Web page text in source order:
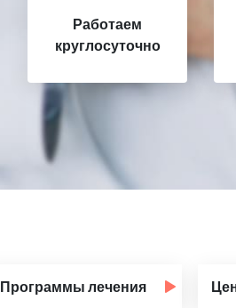
Работаем
круглосуточно
Программы лечения